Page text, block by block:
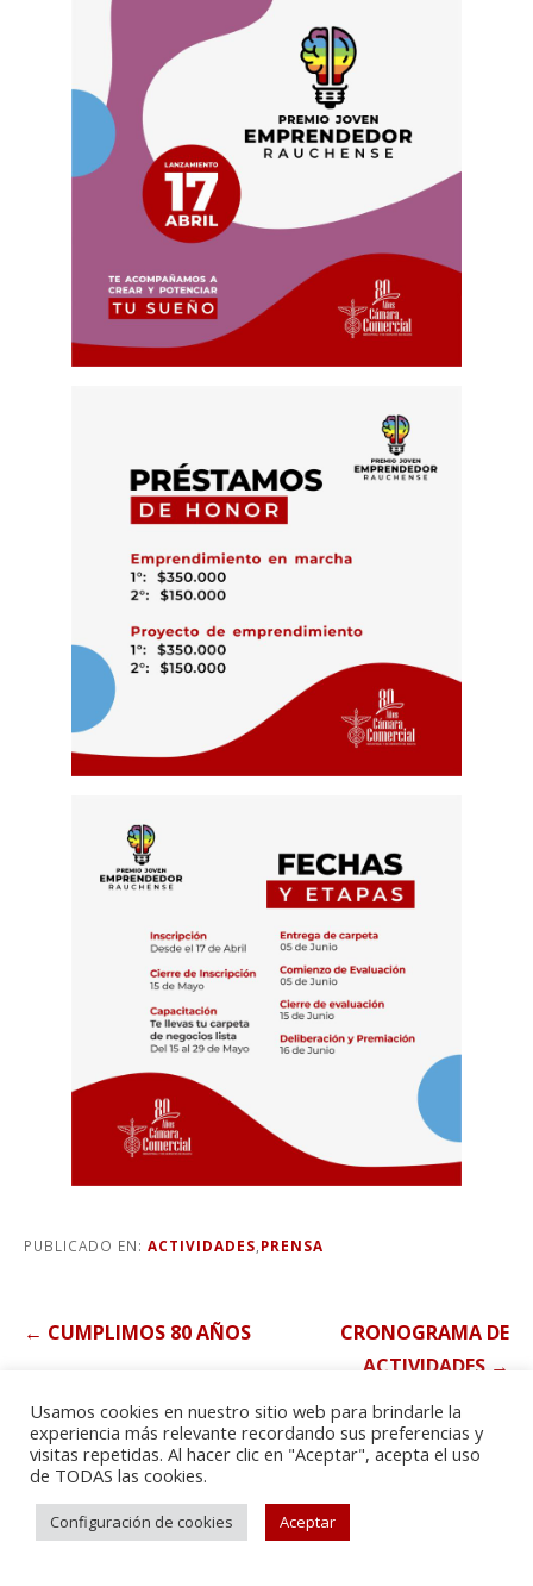
PUBLICADO EN: ACTIVIDADES PRENSA
Navegación
← CUMPLIMOS 80 AÑOS
CRONOGRAMA DE
ACTIVIDADES →
Usamos cookies en nuestro sitio web para brindarle la
experiencia más relevante recordando sus preferencias y
visitas repetidas. Al hacer clic en "Aceptar", acepta el uso
de TODAS las cookies.
Configuración de cookies Aceptar